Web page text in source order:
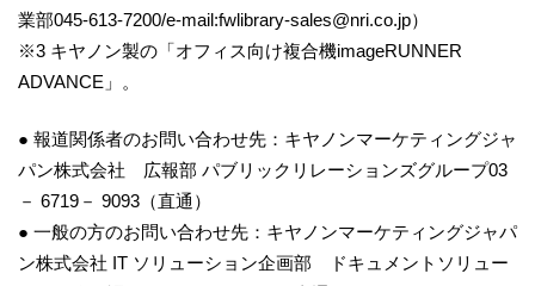
業部045-613-7200/e-mail:fwlibrary-sales@nri.co.jp）
※3 キヤノン製の「オフィス向け複合機imageRUNNER
ADVANCE」。
● 報道関係者のお問い合わせ先：キヤノンマーケティングジャ
パン株式会社 広報部 パブリックリレーションズグループ03
－ 6719－ 9093（直通）
● 一般の方のお問い合わせ先：キヤノンマーケティングジャパ
ン株式会社 IT ソリューション企画部 ドキュメントソリュー